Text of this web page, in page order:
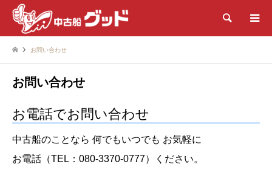
検索
お問い合わせ
お問い合わせ
お電話でお問い合わせ
中古船のことなら 何でもいつでも お気軽に
お電話（TEL：080-3370-0777）ください。